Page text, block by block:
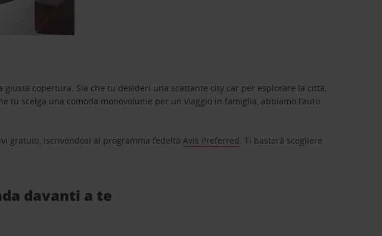
copertura. Sia che tu desideri una scattante city car per esplorare la città,
tu scelga una comoda monovolume per un viaggio in famiglia, abbiamo l’auto
gratuiti, iscrivendosi al programma fedeltàAvis Preferred. Ti basterà scegliere
davanti a te